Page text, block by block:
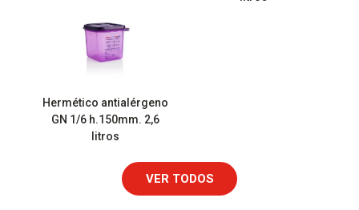
Hermético antialérgeno
GN 1/6 h.150mm. 2,6
litros
VER TODOS